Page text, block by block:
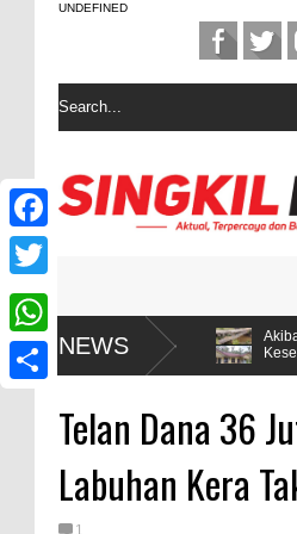
UNDEFINED
NEWS
5
Akibat Jalan Rusak
Kesehatan
Telan Dana 36
Labuhan Kera
1
F
c
e
T
w
W
h